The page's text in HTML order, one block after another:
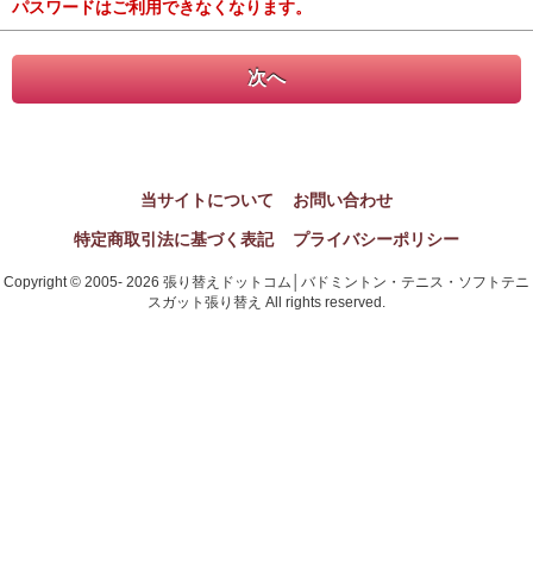
パスワードはご利用できなくなります。
当サイトについて お問い合わせ
特定商取引法に基づく表記 プライバシーポリシー
Copyright © 2005- 2026 張り替えドットコム│バドミントン・テニス・ソフトテニ
スガット張り替え All rights reserved.